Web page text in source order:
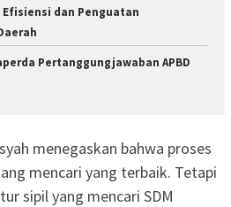
Efisiensi dan Penguatan
Pertanggungjawaban APBD
menegaskan bahwa proses
mencari yang terbaik. Tetapi
sipil yang mencari SDM